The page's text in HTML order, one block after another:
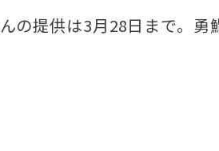
の提供は3月28日まで。勇